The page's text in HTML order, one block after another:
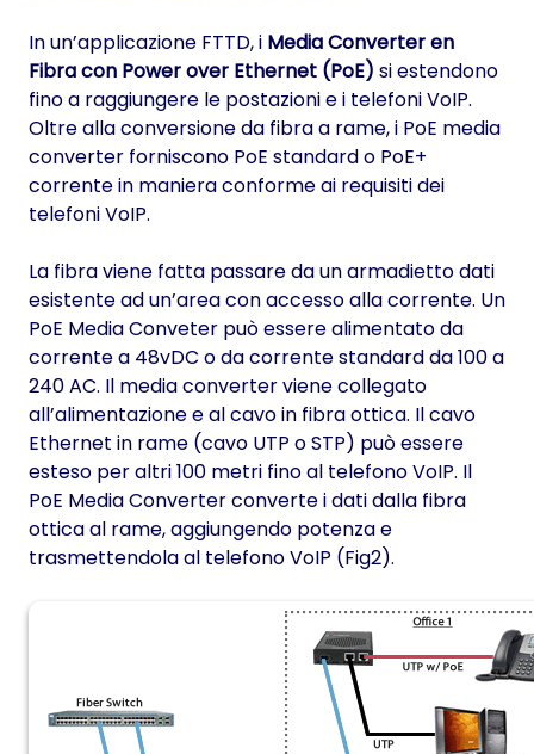
In un’applicazione FTTD, i Media Converter en
Fibra con Power over Ethernet (PoE) si estendono
fino a raggiungere le postazioni e i telefoni VoIP.
Oltre alla conversione da fibra a rame, i PoE media
converter forniscono PoE standard o PoE+
corrente in maniera conforme ai requisiti dei
telefoni VoIP.
La fibra viene fatta passare da un armadietto dati
esistente ad un’area con accesso alla corrente. Un
PoE Media Conveter può essere alimentato da
corrente a 48vDC o da corrente standard da 100 a
240 AC. Il media converter viene collegato
all’alimentazione e al cavo in fibra ottica. Il cavo
Ethernet in rame (cavo UTP o STP) può essere
esteso per altri 100 metri fino al telefono VoIP. Il
PoE Media Converter converte i dati dalla fibra
ottica al rame, aggiungendo potenza e
trasmettendola al telefono VoIP (Fig2).